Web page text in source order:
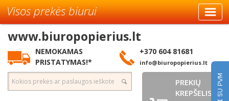
Visos prekės biurui
www.biuropopierius.lt
NEMOKAMAS
PRISTATYMAS!*
+370 604 81681
info@biuropopierius.lt
PREKIŲ
KREPŠELIS